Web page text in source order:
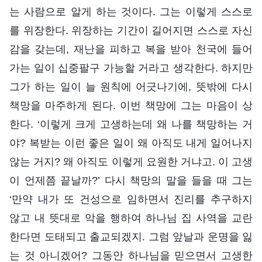
는 사람으로 알게 하는 것이다. 그는 이렇게 스스로
를 위장한다. 위장하는 기간이 길어지면 스스로 자신
감을 갖는데, 재난을 피하고 복을 받아 천국에 들어
가는 일이 십중팔구 가능할 거라고 생각한다. 하지만
그가 하는 일이 늘 원칙에 어긋나기에, 뜻밖에 다시
책망을 마주하게 된다. 이번 책망에 그는 마음이 상
한다. ‘이렇게 크게 고생하는데 왜 나를 책망하는 거
야? 복받는 이런 좋은 일이 왜 아직도 내게 일어나지
않는 거지? 왜 아직도 이렇게 요원한 거냐고. 이 고생
이 언제쯤 끝날까?’ 다시 책망의 말을 들을 때 그는
‘만약 내가 또 건성으로 임하면서 진리를 추구하지
않고 내 뜻대로 악을 행하여 하나님 집 사역을 교란
한다면 도태되고 출교되겠지. 그럼 앞날과 운명을 잃
는 것 아니겠어? 그동안 하나님을 믿으면서 고생한